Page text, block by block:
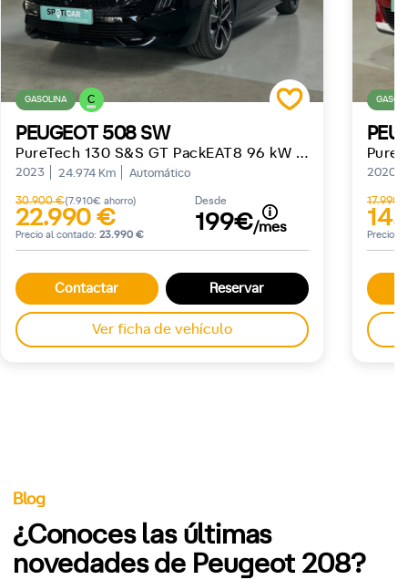
GASOLINA C
PEUGEOT 508 SW
PureTech 130 S&S GT PackEAT8 96 kW (130 CV)
2023 24.974 Km Automático
30.900 €(7.910€ ahorro)
22.990 €
Precio al contado: 23.990 €
Desde
199€/mes
Contactar Reservar
Ver ficha de vehículo
2020
17.990
Precio
Blog
¿Conoces las últimas
novedades de Peugeot 208?